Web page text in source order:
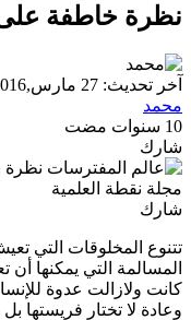
نظرة خاطفة
آخر تحديث: 27 مارس,2016 11:47 ص
محمد
10 سنوات مضت
شارك
شارك
تتنوع المخلوقات التي
المسالمة التي يمكنها
كانت ولازالت عدوة
وعادة لا تختار فريستها